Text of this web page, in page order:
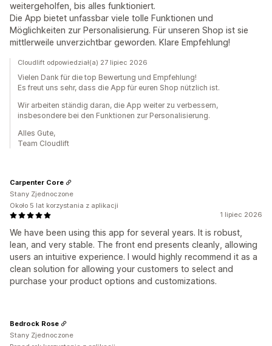
weitergeholfen, bis alles funktioniert.
Die App bietet unfassbar viele tolle Funktionen und
Möglichkeiten zur Personalisierung. Für unseren Shop ist sie
mittlerweile unverzichtbar geworden. Klare Empfehlung!
Cloudlift odpowiedział(a) 27 lipiec 2026
Vielen Dank für die top Bewertung und Empfehlung!
Es freut uns sehr, dass die App für euren Shop nützlich ist.
Wir arbeiten ständig daran, die App weiter zu verbessern,
insbesondere bei den Funktionen zur Personalisierung.
Alles Gute,
Team Cloudlift
1 lipiec 2026
We have been using this app for several years. It is robust,
lean, and very stable. The front end presents cleanly, allowing
users an intuitive experience. I would highly recommend it as a
clean solution for allowing your customers to select and
purchase your product options and customizations.
Carpenter Core
Stany Zjednoczone
Około 5 lat korzystania z aplikacji
Bedrock Rose
Stany Zjednoczone